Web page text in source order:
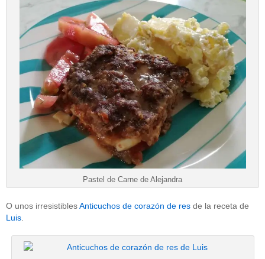
Pastel de Carne de Alejandra
O unos irresistiblesAnticuchos de corazón de res de la receta de
Luis.